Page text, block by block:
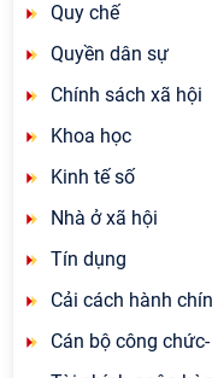
Quy chế
Quyền dân sự
Chính sách xã hội
Khoa học
Kinh tế số
Nhà ở xã hội
Tín dụng
Cải cách hành
Cán bộ công